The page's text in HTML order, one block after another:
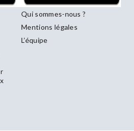
Qui sommes-nous ?
Mentions légales
L’équipe